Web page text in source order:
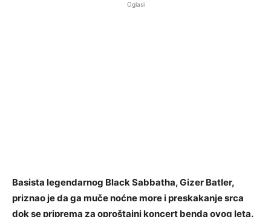
Oglasi
Basista legendarnog Black Sabbatha, Gizer Batler,
priznao je da ga muče noćne more i preskakanje srca
dok se priprema za oproštajni koncert benda ovog leta.